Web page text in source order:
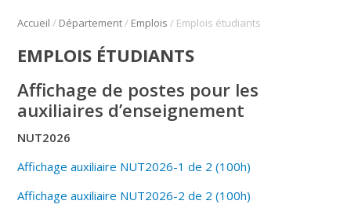
Accueil / Département/ Emplois / Emplois étudiants
EMPLOIS ÉTUDIANTS
Affichage de postes pour les
auxiliaires d’enseignement
NUT2026
Affichage auxiliaire NUT2026-1 de 2 (100h)
Affichage auxiliaire NUT2026-2 de 2 (100h)